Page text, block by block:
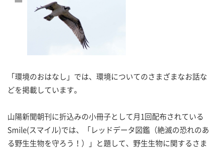
「環境のおはなし」では、環境についてのさまざまなお話な
どを掲載しています。
山陽新聞朝刊に折込みの小冊子として月1回配布されている
Smile(スマイル)では、「レッドデータ図鑑（絶滅の恐れのあ
る野生生物を守ろう！）」と題して、野生生物に関するさま